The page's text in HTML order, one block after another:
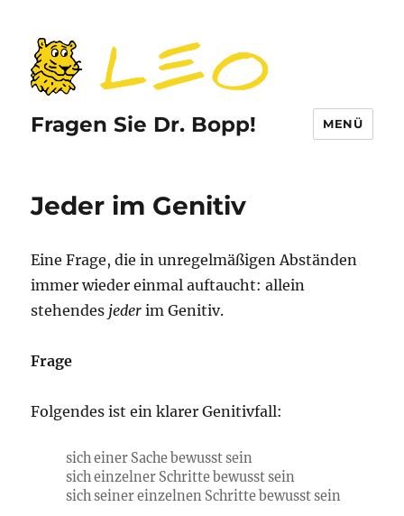
Fragen Sie Dr. Bopp! MENÜ
Jeder im Genitiv
Eine Frage, die in unregelmäßigen Abständen
immer wieder einmal auftaucht: allein
stehendes jeder im Genitiv.
Frage
Folgendes ist ein klarer Genitivfall:
sich einer Sache bewusst sein
sich einzelner Schritte bewusst sein
sich seiner einzelnen Schritte bewusst sein